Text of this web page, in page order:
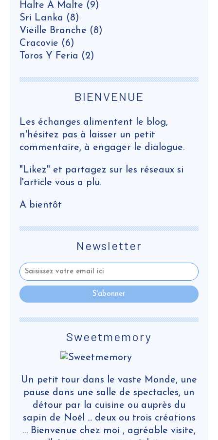
Newsletter
Halte À Malte (9)
Sri Lanka (8)
Vieille Branche (8)
Cracovie (6)
Toros Y Feria (2)
Sweetmemory
Un petit tour dans le vaste Monde, une
pause dans une salle de spectacles, un
détour par la cuisine ou auprès du
sapin de Noël ... deux ou trois créations
… Bienvenue chez moi , agréable visite,
BIENVENUE
Les échanges alimentent le blog,
n'hésitez pas à laisser un petit
commentaire, à engager le dialogue.
"Likez" et partagez sur les réseaux si
l'article vous a plu.
A bientôt